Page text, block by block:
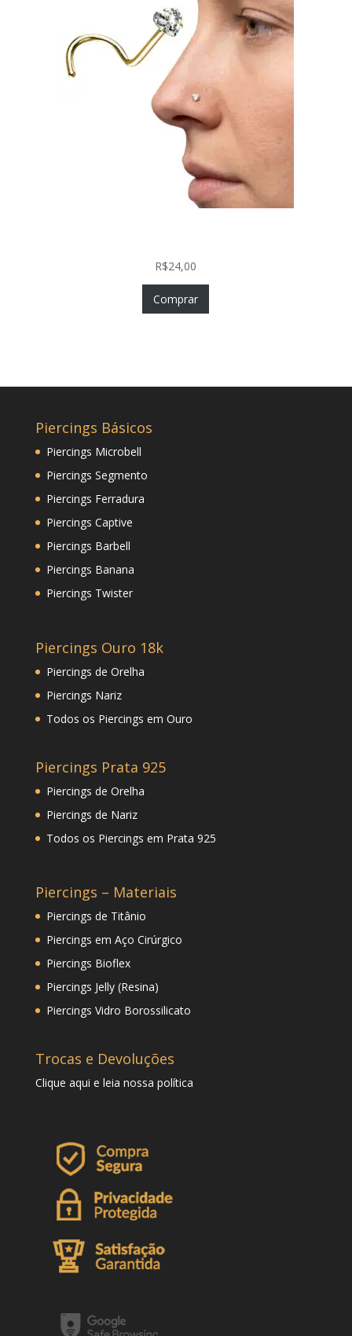
R$24,00
Comprar
Piercings Básicos
Piercings Microbell
Piercings Segmento
Piercings Ferradura
Piercings Captive
Piercings Barbell
Piercings Banana
Piercings Twister
Piercings Ouro 18k
Piercings de Orelha
Piercings Nariz
Todos os Piercings em Ouro
Piercings Prata 925
Piercings de Orelha
Piercings de Nariz
Todos os Piercings em Prata 925
Piercings – Materiais
Piercings de Titânio
Piercings em Aço Cirúrgico
Piercings Bioflex
Piercings Jelly (Resina)
Piercings Vidro Borossilicato
Trocas e Devoluções
Clique aqui e leia nossa política